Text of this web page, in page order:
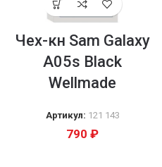
Чех-кн Sam Galaxy
A05s Black
Wellmade
Артикул: 121 143
790 ₽